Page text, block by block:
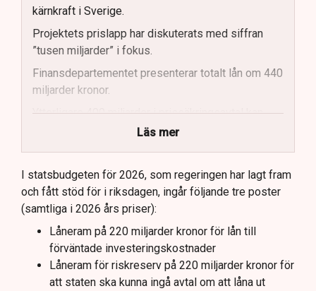
kärnkraft i Sverige.
Projektets prislapp har diskuterats med siffran
”tusen miljarder” i fokus.
Finansdepartementet presenterar totalt lån om 440
miljarder kronor.
Ytterligare 400 miljarder i prissäkringsavtal kan
påverka statens kostnader.
Totala uppskattade kostnader inkluderar bland
annat möjliga kostnader för slutförvar.
Regeringen och Miljöpartiet har olika syn på
investeringens nödvändighet.
Läs mer
I statsbudgeten för 2026, som regeringen har lagt fram
och fått stöd för i riksdagen, ingår följande tre poster
(samtliga i 2026 års priser):
Låneram på 220 miljarder kronor för lån till
förväntade investeringskostnader
Låneram för riskreserv på 220 miljarder kronor för
att staten ska kunna ingå avtal om att låna ut